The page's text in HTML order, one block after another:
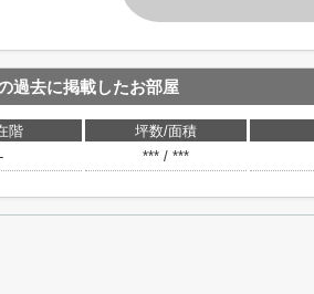
過去に掲載したお部屋
階 坪数/面積
-
*** / ***